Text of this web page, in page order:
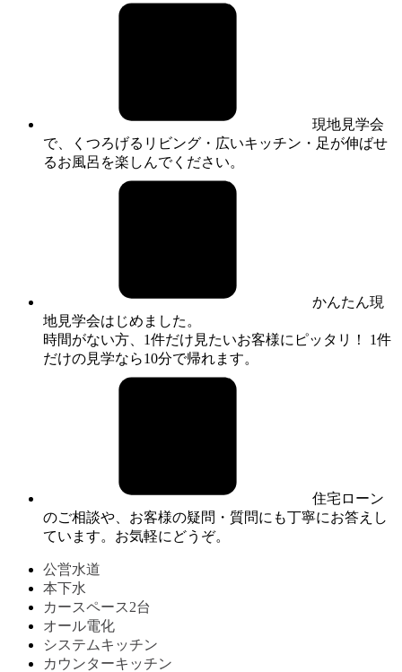
現地見学会
で、くつろげるリビング・広いキッチン・足が伸ばせ
るお風呂を楽しんでください。
かんたん現
地見学会はじめました。
時間がない方、1件だけ見たいお客様にピッタリ！ 1件
だけの見学なら10分で帰れます。
住宅ローン
のご相談や、お客様の疑問・質問にも丁寧にお答えし
ています。お気軽にどうぞ。
公営水道
本下水
カースペース2台
オール電化
システムキッチン
カウンターキッチン